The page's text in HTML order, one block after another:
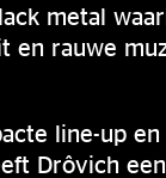
metal
en rauwe
line-up
Drôvich